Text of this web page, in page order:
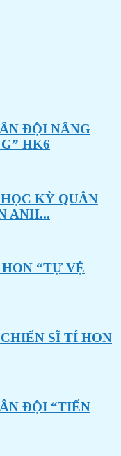
ĐỘI NÂNG
HK6
KỲ QUÂN
ANH...
“TỰ VỆ
SĨ TÍ HON
ĐỘI “TIẾN